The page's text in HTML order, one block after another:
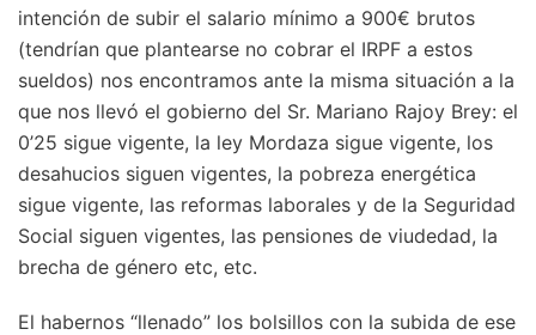
intención de subir el salario mínimo a 900€ brutos
(tendrían que plantearse no cobrar el IRPF a estos
sueldos) nos encontramos ante la misma situación a la
que nos llevó el gobierno del Sr. Mariano Rajoy Brey: el
0’25 sigue vigente, la ley Mordaza sigue vigente, los
desahucios siguen vigentes, la pobreza energética
sigue vigente, las reformas laborales y de la Seguridad
Social siguen vigentes, las pensiones de viudedad, la
brecha de género etc, etc.
El habernos “llenado” los bolsillos con la subida de ese